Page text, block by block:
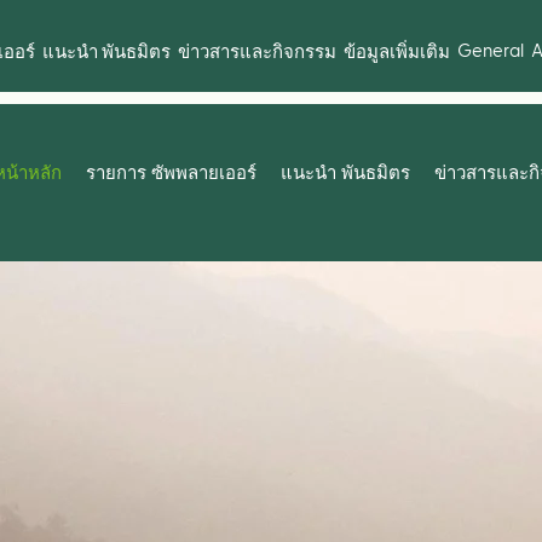
ออร์ แนะนำ พันธมิตร ข่าวสารและกิจกรรม ข้อมูลเพิ่มเติม General
น้าหลัก รายการ ซัพพลายเออร์ แนะนำ พันธมิตร ข่าวสารและ